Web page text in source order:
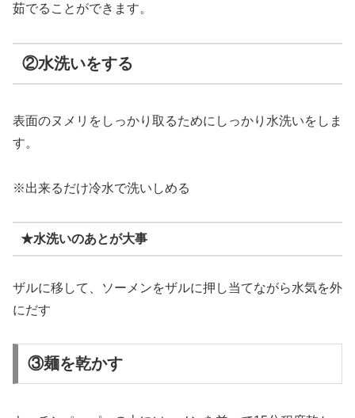
茹でることができます。
②水洗いをする
表面のヌメリをしっかり取るためにしっかり水洗いをしま
す。
※出来るだけ冷水で洗いしめる
★水洗いのあとが大事
ザルに移して、ソーメンをザルに押し当てながら水気を外
にだす
③麺を乾かす